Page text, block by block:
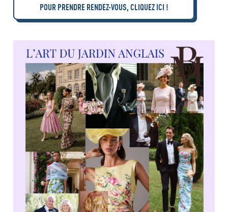
POUR PRENDRE RENDEZ-VOUS, CLIQUEZ ICI !